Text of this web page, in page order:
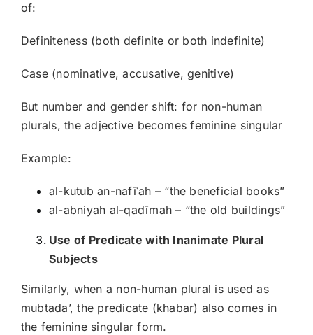
of:
Definiteness (both definite or both indefinite)
Case (nominative, accusative, genitive)
But number and gender shift: for non-human
plurals, the adjective becomes feminine singular
Example:
al-kutub an-nafīʿah – “the beneficial books”
al-abniyah al-qadīmah – “the old buildings”
Use of Predicate with Inanimate Plural
Subjects
Similarly, when a non-human plural is used as
mubtadaʼ, the predicate (khabar) also comes in
the feminine singular form.